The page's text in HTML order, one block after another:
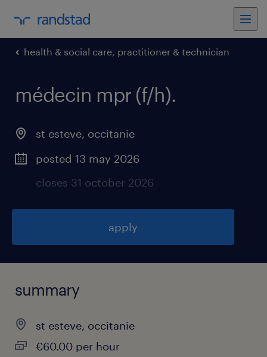
health & social care, practitioner & technician
médecin mpr (f/h).
st esteve, occitanie
posted 13 may 2026
closes 31 october 2026
apply
summary
st esteve, occitanie
€60.00 per hour